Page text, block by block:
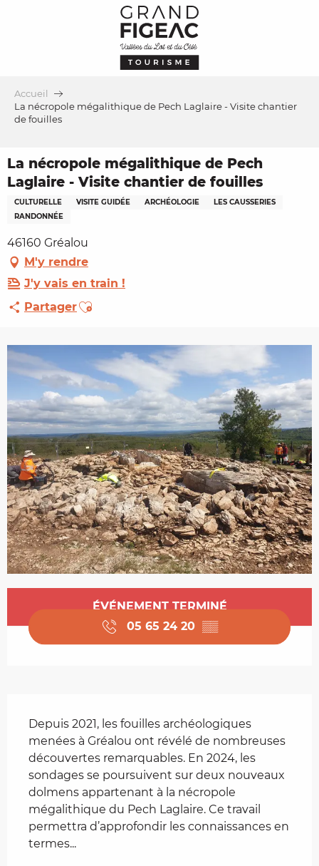
Accueil
La nécropole mégalithique de Pech Laglaire - Visite chantier
de fouilles
La nécropole mégalithique de Pech
Laglaire - Visite chantier de fouilles
CULTURELLE VISITE GUIDÉE ARCHÉOLOGIE
LES CAUSSERIES
RANDONNÉE
46160 Gréalou
M'y rendre
J'y vais en train !
PartagerAjouter aux favoris
Ouverture et coordonnées
ÉVÉNEMENT TERMINÉ
05 65 24 20 ▒▒
Depuis 2021, les fouilles archéologiques
menées à Gréalou ont révélé de nombreuses
découvertes remarquables. En 2024, les
sondages se poursuivent sur deux nouveaux
dolmens appartenant à la nécropole
mégalithique du Pech Laglaire. Ce travail
permettra d’approfondir les connaissances en
termes...